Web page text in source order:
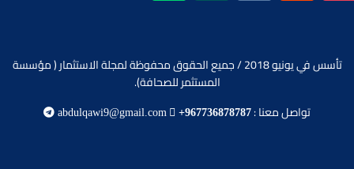
تأسس في يونيو 2018 / جميع الحقوق محفوظة لمجلة الاستثمار ( مؤسسة
المستثمر للصحافة).
تواصل معنا : +967736878787
abdulqawi9@gmail.com